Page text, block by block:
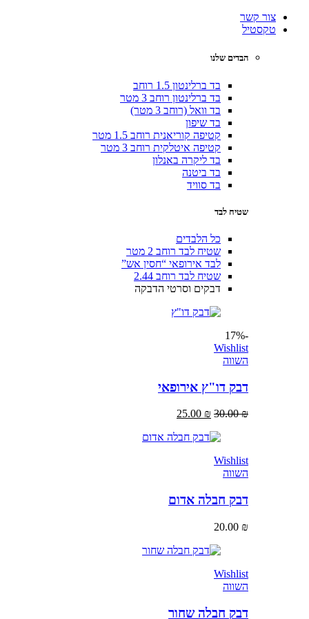
צור קשר
טקסטיל
הבדים שלנו
בד ברלינטון 1.5 רוחב
בד ברלינטון רוחב 3 מטר
בד וואל (רוחב 3 מטר)
בד שיפון
קטיפה קוריאנית רוחב 1.5 מטר
קטיפה איטלקית רוחב 3 מטר
בד ליקרה באנלון
בד ביטנה
בד סוויד
שטיח לבד
כל הלבדים
שטיח לבד רוחב 2 מטר
לבד אירופאי “חסין אש”
שטיח לבד רוחב 2.44
דבקים וסרטי הדבקה
Wishlist
דבק דו"ץ אירופאי
30.00
25.00₪
Wishlist
דבק חבלה אדום
20.00
Wishlist
דבק חבלה שחור